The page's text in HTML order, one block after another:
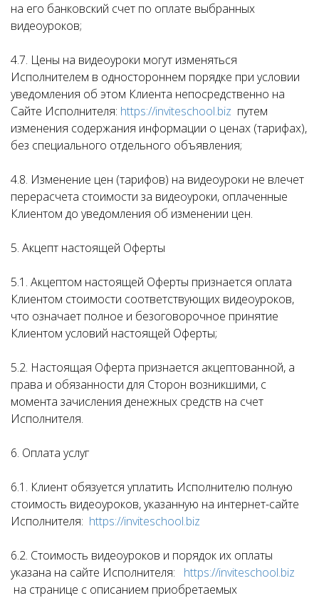
на его банковский счет по оплате выбранных
видеоуроков;
4.7. Цены на видеоуроки могут изменяться
Исполнителем в одностороннем порядке при условии
уведомления об этом Клиента непосредственно на
Сайте Исполнителя: https://inviteschool.biz путем
изменения содержания информации о ценах (тарифах),
без специального отдельного объявления;
4.8. Изменение цен (тарифов) на видеоуроки не влечет
перерасчета стоимости за видеоуроки, оплаченные
Клиентом до уведомления об изменении цен.
5. Акцепт настоящей Оферты
5.1. Акцептом настоящей Оферты признается оплата
Клиентом стоимости соответствующих видеоуроков,
что означает полное и безоговорочное принятие
Клиентом условий настоящей Оферты;
5.2. Настоящая Оферта признается акцептованной, а
права и обязанности для Сторон возникшими, с
момента зачисления денежных средств на счет
Исполнителя.
6. Оплата услуг
6.1. Клиент обязуется уплатить Исполнителю полную
стоимость видеоуроков, указанную на интернет-сайте
Исполнителя: https://inviteschool.biz
6.2. Стоимость видеоуроков и порядок их оплаты
указана на сайте Исполнителя: https://inviteschool.biz
на странице с описанием приобретаемых